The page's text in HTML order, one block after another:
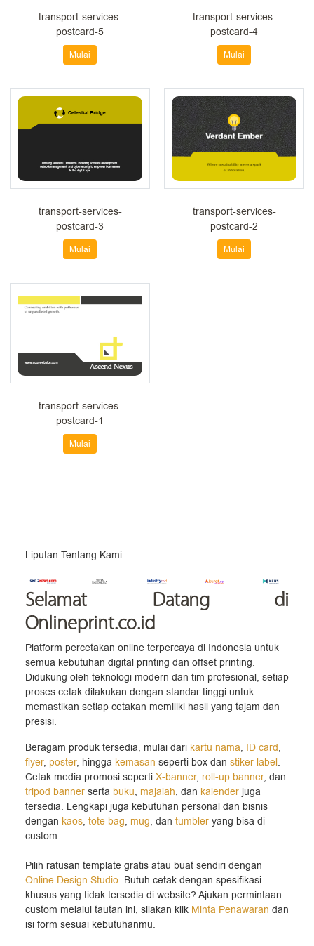
transport-services-
postcard-5
Mulai
transport-services-
postcard-4
Mulai
transport-services-
postcard-3
Mulai
transport-services-
postcard-2
Mulai
transport-services-
postcard-1
Mulai
Liputan Tentang Kami
Selamat Datang di
Onlineprint.co.id
Platform percetakan online terpercaya di Indonesia untuk
semua kebutuhan digital printing dan offset printing.
Didukung oleh teknologi modern dan tim profesional, setiap
proses cetak dilakukan dengan standar tinggi untuk
memastikan setiap cetakan memiliki hasil yang tajam dan
presisi.
Beragam produk tersedia, mulai dari kartu nama, ID card,
flyer, poster, hingga kemasan seperti box dan stiker label.
Cetak media promosi seperti X-banner, roll-up banner, dan
tripod banner serta buku, majalah, dan kalender juga
tersedia. Lengkapi juga kebutuhan personal dan bisnis
dengan kaos, tote bag, mug, dan tumbler yang bisa di
custom.
Pilih ratusan template gratis atau buat sendiri dengan
Online Design Studio. Butuh cetak dengan spesifikasi
khusus yang tidak tersedia di website? Ajukan permintaan
custom melalui tautan ini, silakan klik Minta Penawaran dan
isi form sesuai kebutuhanmu.